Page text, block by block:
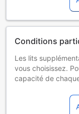
Conditions
Les lits
vous choisissez.
capacité de
peuvent